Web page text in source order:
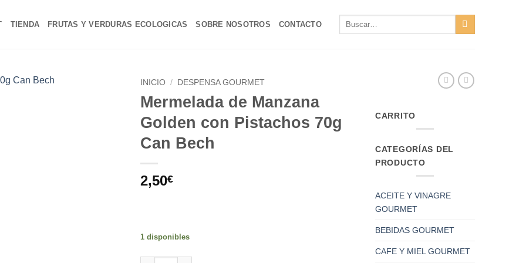
TIENDA FRUTAS Y VERDURAS ECOLOGICAS SOBRE NOSOTROS CONTACTO
Buscar
INICIO / DESPENSA GOURMET
Mermelada de Manzana
Golden con Pistachos 70g
Can Bech
2,50€
1 disponibles
CARRITO
CATEGORÍAS DEL
PRODUCTO
ACEITE Y VINAGRE
GOURMET
BEBIDAS GOURMET
CAFE Y MIEL GOURMET